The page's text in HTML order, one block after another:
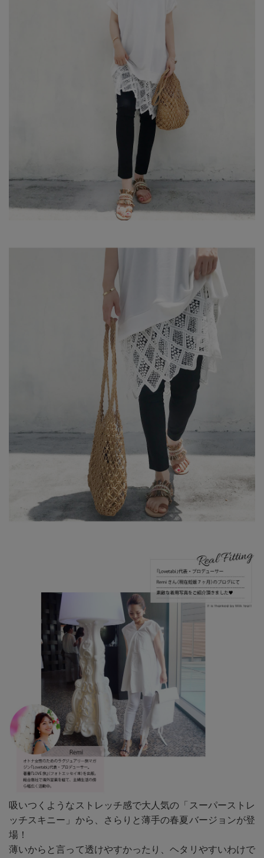
吸いつくようなストレッチ感で大人気の「スーパーストレ
ッチスキニー」から、さらりと薄手の春夏バージョンが登
場！
薄いからと言って透けやすかったり、ヘタリやすいわけで